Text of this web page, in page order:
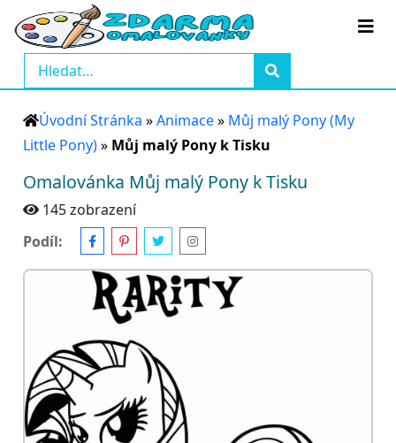
Úvodní Stránka »Animace» Můj malý Pony (My
Little Pony)» Můj malý Pony k Tisku
Omalovánka Můj malý Pony k Tisku
145 zobrazení
Podíl: